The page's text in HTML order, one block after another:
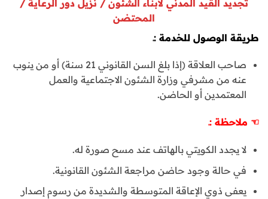
تجديد القيد المدني لأبناء الشئون / نزيل دور الرعاية /
المحتضن
طريقة الوصول للخدمة :ـ
صاحب العلاقة (إذا بلغ السن القانوني 21 سنة) أو من ينوب
عنه من مشرفي وزارة الشئون الاجتماعية والعمل
المعتمدين أو الحاضن.
☜ ملاحظة :ـ
لا يجدد الكويتي بالهاتف عند مسح صورة له.
في حالة وجود حاضن مراجعة الشئون القانونية.
يعفى ذوي الإعاقة المتوسطة والشديدة من رسوم إصدار